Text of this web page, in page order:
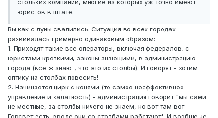
стольких компаний, многие из которых уж точно имеют
юристов в штате.
Вы как с луны свалились. Ситуация во всех городах
развивалась примерно одинаковым образом:
1. Приходят такие все операторы, включая федералов, с
юристами крепкими, законы знающими, в администрацию
города (все ж знают, что это их столбы). И говорят - хотим
оптику на столбах повесить!
2. Начинается цирк с конями (то самое неэффективное
управление и халатность) - администрация говорит "мы сами
не местные, за столбы ничего не знаем, но вот там вот
Горсвет есть, вроде они со столбами работают". И вообще не